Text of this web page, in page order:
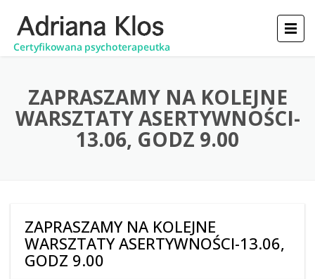
ZAPRASZAMY NA KOLEJNE
WARSZTATY ASERTYWNOŚCI-
13.06, GODZ 9.00
ZAPRASZAMY NA KOLEJNE
WARSZTATY ASERTYWNOŚCI-13.06,
GODZ 9.00